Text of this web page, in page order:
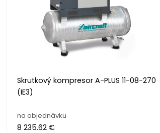
Skrutkový kompresor A-PLUS 11-08-270
(IE3)
na objednávku
8 235.62 €